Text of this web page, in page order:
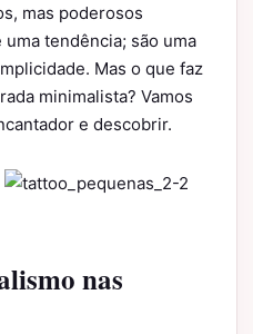
mas poderosos
tendência; são uma
Mas o que faz
minimalista? Vamos
e descobrir.
nas